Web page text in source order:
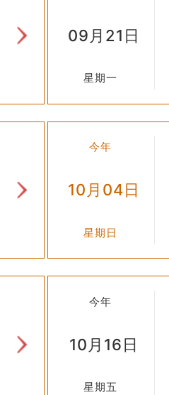
09月21日
星期一
今年
10月04日
星期日
今年
10月16日
星期五